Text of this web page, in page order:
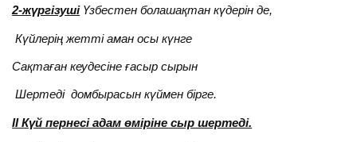
2-жүргізушіҮзбестен болашақтан күдерін де,
Күйлерің жетті аман осы күнге
Сақтаған кеудесіне ғасыр сырын
Шертеді домбырасын күймен бірге.
II Күй пернесі адам өміріне сыр шертеді.